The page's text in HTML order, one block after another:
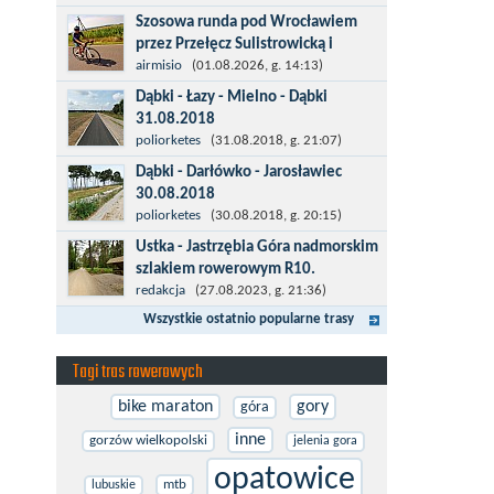
więcej po asfalcie , do wsi której już nie
ma , kopalni siarki również nie ma , a ci
co pamiętają okres...
Szosowa runda pod Wrocławiem
przez Przełęcz Sulistrowicką i
Mietków
Łatwa, szosowa runda pod
Wrocławiem, raczej płaska z jednym
małym podjazdem na Przełęcz
Sulistrowicką od strony Olesznej. To
trasa idealna na...
airmisio (01.08.2026, g. 14:13)
Dąbki - Łazy - Mielno - Dąbki
31.08.2018
Trasa do Łaz niemal w całości prowadzi
przez nową, asfaltową ścieżkę
rowerową (od Dąbek do Iwięcina
wzdłuż drogi 203). Niestety jest to
trasa nie...
poliorketes (31.08.2018, g. 21:07)
Dąbki - Darłówko - Jarosławiec
30.08.2018
Start w Dąbkach, dalej do Darłowa
nową ścieżką rowerową (niekiedy
pieszo-rowerową), gdzie na pierwszym
rondzie zjazd w stronę Darłówka
Zachodniego....
poliorketes (30.08.2018, g. 20:15)
Ustka - Jastrzębia Góra nadmorskim
szlakiem rowerowym R10.
Międzynarodowy Szlak Rowerowy R-
10, jest częścią sieci EuroVelo.
Prowadzi wzdłuż brzegu dookoła
Morza Bałtyckiego. Trasa liczy w sumie
ponad 8500...
redakcja (27.08.2023, g. 21:36)
Wszystkie ostatnio popularne trasy
Tagi tras rowerowych
bike maraton góra gory
gorzów wielkopolski inne jelenia gora
lubuskie mtb opatowice